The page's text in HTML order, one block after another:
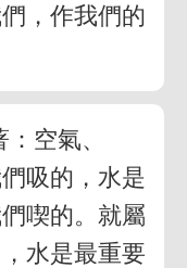
，作我們的
空氣、
吸的，水是
喫的。就屬
水是最重要